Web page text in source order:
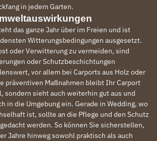
in jedem Garten.
das ganze Jahr über im Freien und ist
Witterungsbedingungen ausgesetzt.
oder Verwitterung zu vermeiden, sind
oder Schutzbeschichtungen
vor allem bei Carports aus Holz oder
präventiven Maßnahmen bleibt Ihr Carport
sondern sieht auch weiterhin gut aus und
in die Umgebung ein. Gerade in Wedding, wo
ist, sollte an die Pflege und den Schutz
werden. So können Sie sicherstellen,
Jahre hinweg sowohl praktisch als auch